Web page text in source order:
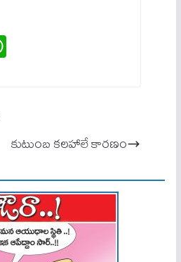
W
ha
pp
కుటుంబ క‌ల‌హాలే కార‌ణం